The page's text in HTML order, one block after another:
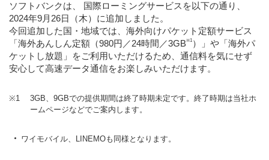
ソフトバンクは、 国際ローミングサービスを以下の通り、
2024年9月26日（木）に追加しました。
今回追加した国・地域では、海外向けパケット定額サービス
「海外あんしん定額（980円／24時間／3GB※1 ）」や「海外パ
ケットし放題」をご利用いただけるため、通信料を気にせず
安心して高速データ通信をお楽しみいただけます。
※1
3GB、9GBでの提供期間は終了時期未定です。終了時期は当社ホ
ームページなどでご案内します。
ワイモバイル、LINEMOも同様となります。